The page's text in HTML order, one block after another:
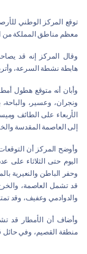
توقع المركز الوطني
معظم مناطق المملكة من
وقال المركز إنه قد
هابطة نشطة السرعة،
وأبان أنه متوقع هطول
ونجران، وعسير،
الأربعاء على الطائف
إلى العاصمة المقدسة
وأوضح المركز أن
اليوم حتى الثلاثاء
وحفر الباطن والنعيرية
قد تشمل العاصمة،
والدوادمي وعفيف، وقد
وأضاف أن الأمطار قد
منطقة القصيم، وفي حائل